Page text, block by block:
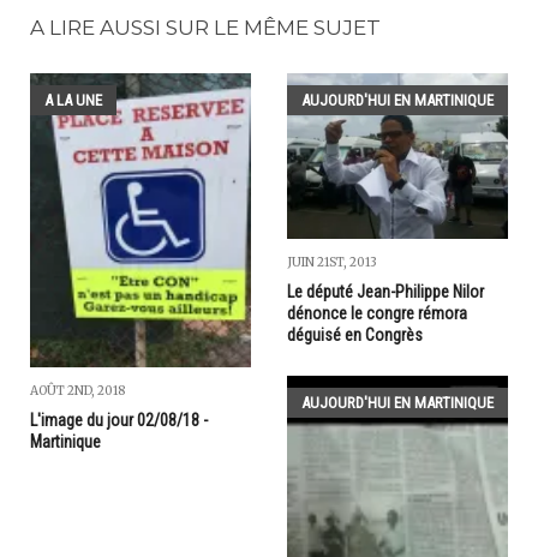
A LIRE AUSSI SUR LE MÊME SUJET
A LA UNE
AOÛT 2ND, 2018
L'image du jour 02/08/18 -
Martinique
AUJOURD'HUI EN MARTINIQUE
JUIN 21ST, 2013
Le député Jean-Philippe Nilor
dénonce le congre rémora
déguisé en Congrès
AUJOURD'HUI EN MARTINIQUE